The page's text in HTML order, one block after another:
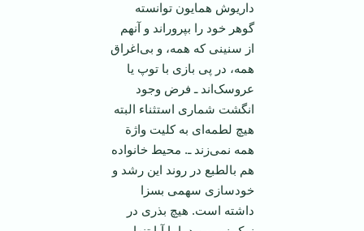
داریوش همایون توانسته
گوهر خود را بپروراند و آنهم
از سنینی که همه، و بی‌اغراق
همه، در پی بازی با توپ یا
عروسک‌اند ـ فرض وجود
انگشت شماری استثناء البته
هیچ لطمه‌ای به کلیت واژة
همه نمی‌زند ـ. محیط خانواده
هم بالطبع در روند این رشد و
خودسازی سهمی بسزا
داشته است. هیچ بذری در